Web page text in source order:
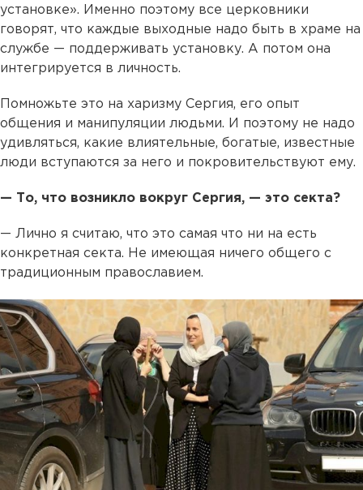
установке». Именно поэтому все церковники
говорят, что каждые выходные надо быть в храме на
службе — поддерживать установку. А потом она
интегрируется в личность.
Помножьте это на харизму Сергия, его опыт
общения и манипуляции людьми. И поэтому не надо
удивляться, какие влиятельные, богатые, известные
люди вступаются за него и покровительствуют ему.
— То, что возникло вокруг Сергия, — это секта?
— Лично я считаю, что это самая что ни на есть
конкретная секта. Не имеющая ничего общего с
традиционным православием.